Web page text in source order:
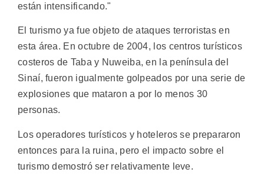
están intensificando."
El turismo ya fue objeto de ataques terroristas en
esta área. En octubre de 2004, los centros turísticos
costeros de Taba y Nuweiba, en la península del
Sinaí, fueron igualmente golpeados por una serie de
explosiones que mataron a por lo menos 30
personas.
Los operadores turísticos y hoteleros se prepararon
entonces para la ruina, pero el impacto sobre el
turismo demostró ser relativamente leve.